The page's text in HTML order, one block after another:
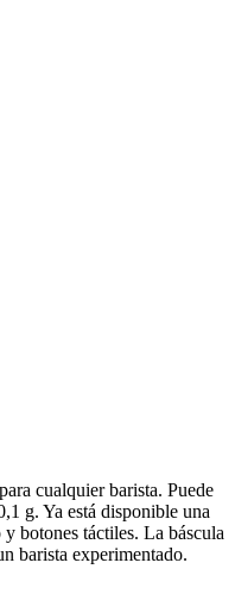
cualquier barista. Puede
g. Ya está disponible una
botones táctiles. La báscula
barista experimentado.